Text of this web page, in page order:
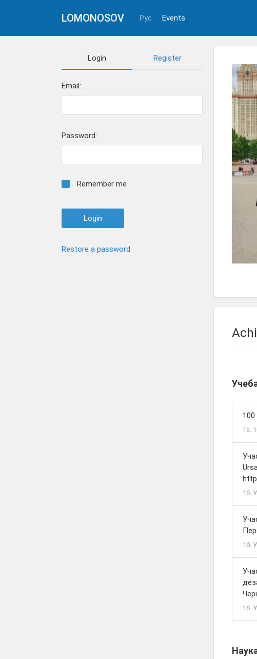
LOMONOSOV Рус Events
Login Register
Email:
Password:
Remember me
Restore a password
1а.
1б.
1б.
1б.